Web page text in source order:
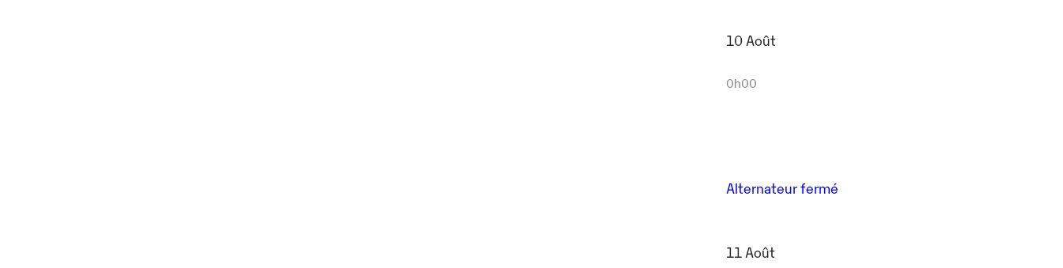
10 Août
0h00
Alternateur fermé
11 Août